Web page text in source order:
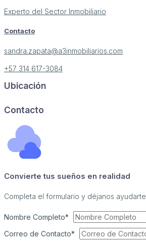
Experto del Sector Inmobiliario
Contacto
sandra.zapata@a3inmobiliarios.com
+57 314 617-3084
Ubicación
Contacto
Convierte tus sueños en realidad
Completa el formulario y déjanos ayudarte
Nombre Completo*
Correo de Contacto*